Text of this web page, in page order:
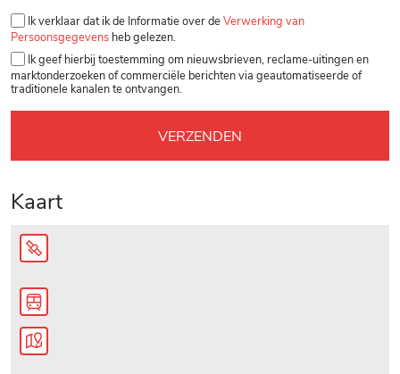
Gelieve dit veld leeg te laten.
Ik verklaar dat ik de Informatie over deVerwerking van
Persoonsgegevens heb gelezen.
Ik geef hierbij toestemming om nieuwsbrieven, reclame-uitingen en
marktonderzoeken of commerciële berichten via geautomatiseerde of
traditionele kanalen te ontvangen.
Kaart